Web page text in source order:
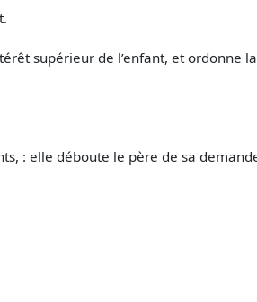
supérieur de l’enfant, et ordonne
: elle déboute le père de sa